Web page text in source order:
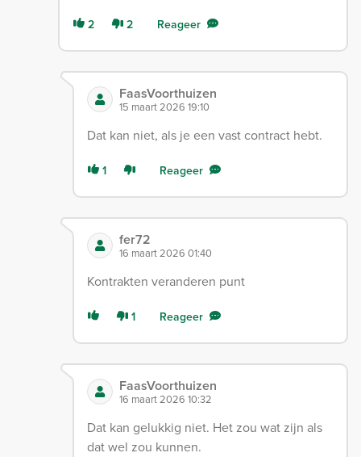
2 2 Reageer
FaasVoorthuizen
15 maart 2026 19:10
Dat kan niet, als je een vast contract hebt.
1 Reageer
fer72
16 maart 2026 01:40
Kontrakten veranderen punt
1 Reageer
FaasVoorthuizen
16 maart 2026 10:32
Dat kan gelukkig niet. Het zou wat zijn als
dat wel zou kunnen.